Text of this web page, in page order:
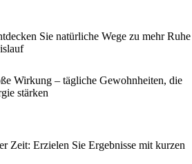
Sie natürliche Wege zu mehr Ruhe
Wirkung – tägliche Gewohnheiten, die
stärken
Zeit: Erzielen Sie Ergebnisse mit kurzen